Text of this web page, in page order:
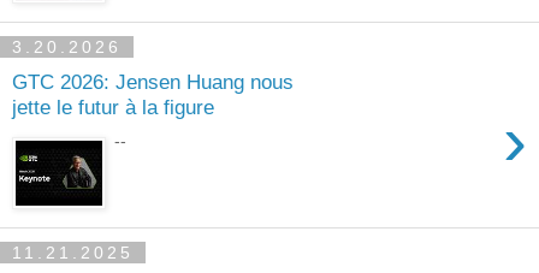
3.20.2026
GTC 2026: Jensen Huang nous
jette le futur à la figure
›
--
11.21.2025